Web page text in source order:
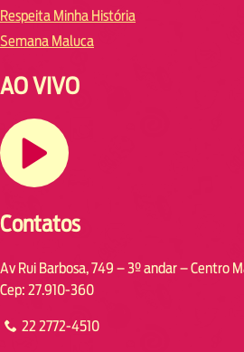
Respeita Minha História
Semana Maluca
AO VIVO
Contatos
Av Rui Barbosa, 749 – 3º andar – Centro
Cep: 27.910-360
22 2772-4510